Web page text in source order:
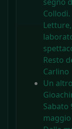
Collodi.
Letture,
Resto
Carlino
Un
Sabato